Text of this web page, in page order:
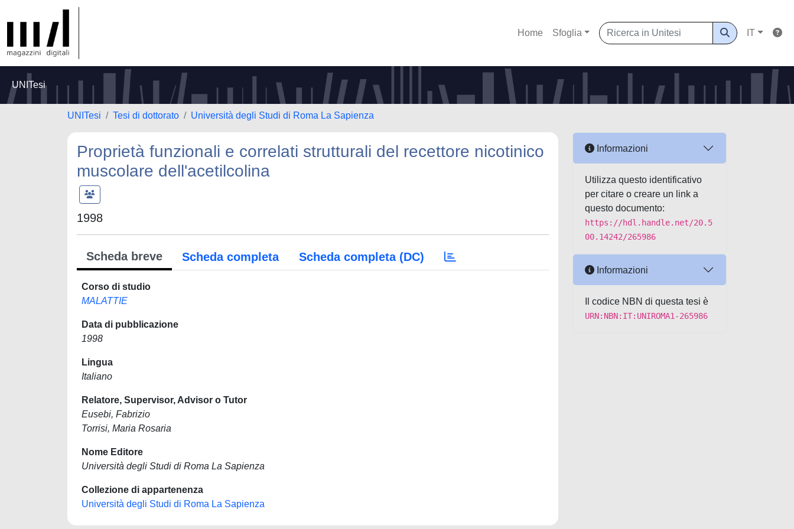
Home Sfoglia IT
UNITesi
UNITesi Tesi di dottorato Università degli Studi di Roma La Sapienza
Proprietà funzionali e correlati strutturali del recettore nicotinico
muscolare dell'acetilcolina
1998
Scheda breve Scheda completa Scheda completa (DC)
Corso di studio
MALATTIE
Data di pubblicazione
1998
Lingua
Italiano
Relatore, Supervisor, Advisor o Tutor
Eusebi, Fabrizio
Torrisi, Maria Rosaria
Nome Editore
Università degli Studi di Roma La Sapienza
Collezione di appartenenza
Università degli Studi di Roma La Sapienza
Informazioni
Utilizza questo identificativo
per citare o creare un link a
questo documento:
https://hdl.handle.net/20.5
00.14242/265986
Informazioni
Il codice NBN di questa tesi è
URN:NBN:IT:UNIROMA1-265986